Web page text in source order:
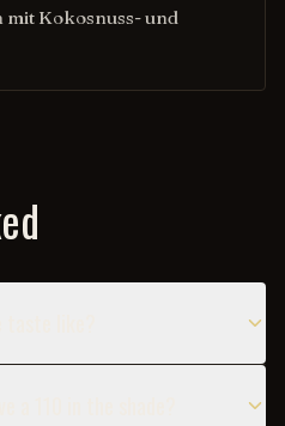
mit Kokosnuss- und